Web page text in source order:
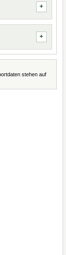
stehen auf